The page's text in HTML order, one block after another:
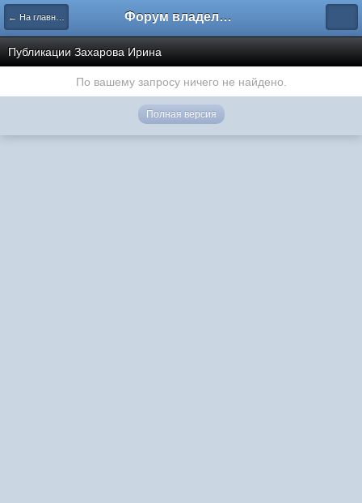
← На главную Форум владельцев интернет-магазинов
Публикации Захарова Ирина
По вашему запросу ничего не найдено.
Полная версия